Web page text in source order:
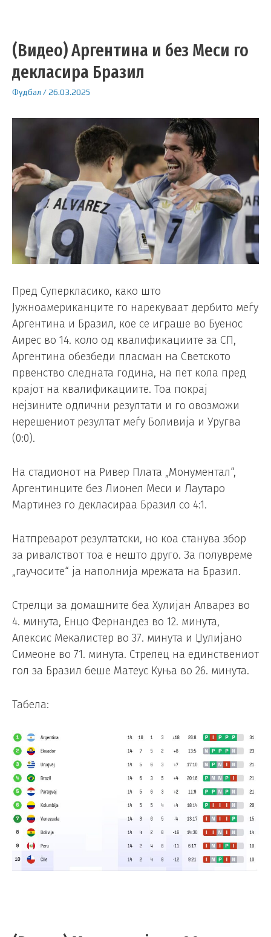
(Видео) Аргентина и без Меси го
декласира Бразил
Фудбал /26.03.2025
Пред Суперкласико, како што
Јужноамериканците го нарекуваат дербито меѓу
Аргентина и Бразил, кое се играше во Буенос
Аирес во 14. коло од квалификациите за СП,
Аргентина обезбеди пласман на Светското
првенство следната година, на пет кола пред
крајот на квалификациите. Тоа покрај
нејзините одлични резултати и го овозможи
нерешениот резултат меѓу Боливија и Уругва
(0:0).
На стадионот на Ривер Плата „Монументал“,
Аргентинците без Лионел Меси и Лаутаро
Мартинез го декласираа Бразил со 4:1.
Натпреварот резултатски, но коа станува збор
за ривалствот тоа е нешто друго. За полувреме
„гаучосите“ ја наполнија мрежата на Бразил.
Стрелци за домашните беа Хулијан Алварез во
4. минута, Енцо Фернандез во 12. минута,
Алексис Мекалистер во 37. минута и Џулијано
Симеоне во 71. минута. Стрелец на единствениот
гол за Бразил беше Матеус Куња во 26. минута.
Табела: